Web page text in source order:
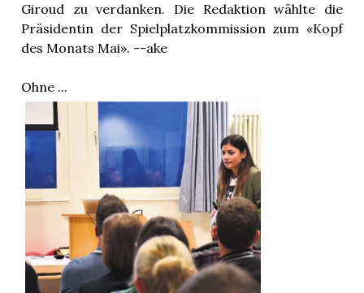
Giroud zu verdanken. Die Redaktion wählte die
Präsidentin der Spielplatzkommission zum «Kopf
des Monats Mai». --ake
Ohne ...